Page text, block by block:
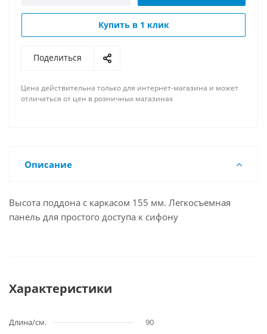
Купить в 1 клик
Поделиться
Цена действительна только для интернет-магазина и может
отличаться от цен в розничных магазинах
Описание
Высота поддона с каркасом 155 мм. Легкосъемная
панель для простого доступа к сифону
Характеристики
Длина/см.
90